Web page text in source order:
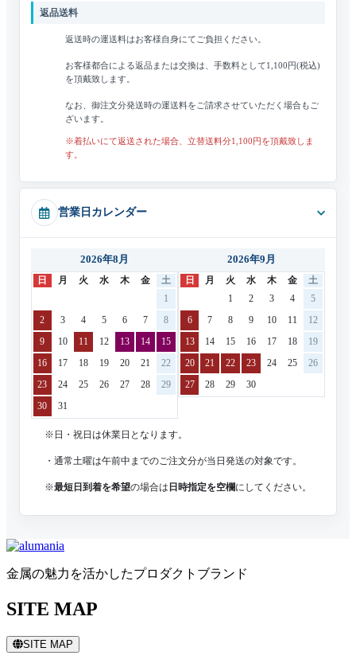
返品送料
返送時の運送料はお客様自身にてご負担ください。
お客様都合による返品または交換は、手数料として1,100円(税込)
を頂戴致します。
なお、御注文分発送時の運送料をご請求させていただく場合もご
ざいます。
※着払いにて返送された場合、立替送料分1,100円を頂戴致しま
す。
営業日カレンダー
2026年8月
日 月 火 水 木 金
土
1
2 3 4 5 6 7 8
9 10 11 12 13 14 15
16 17 18 19 20 21 22
23 24 25 26 27 28 29
30 31
2026年9月
日 月 火 水 木 金
土
1
2 3 4 5
6 7 8 9 10 11 12
13 14 15 16 17 18 19
20 21 22 23 24 25 26
27 28 29 30
※日・祝日は休業日となります。
・通常土曜は午前中までのご注文分が当日発送の対象です。
※最短日到着を希望の場合は 日時指定を空欄にしてください。
金属の魅力を活かしたプロダクトブランド
SITE MAP
SITE MAP